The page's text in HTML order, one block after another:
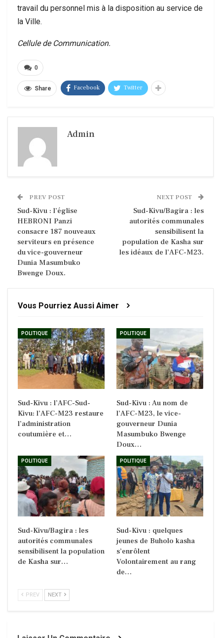
travail du personnel mis à la disposition au service de
la Ville.
Cellule de Communication.
0
Share Facebook Twitter
Admin
PREV POST
Sud-Kivu : l’église
HEBRONI Panzi
consacre 187 nouveaux
serviteurs en présence
du vice-gouverneur
Dunia Masumbuko
Bwenge Doux.
NEXT POST
Sud-Kivu/Bagira : les
autorités communales
sensibilisent la
population de Kasha sur
les idéaux de l’AFC-M23.
Vous Pourriez Aussi Aimer
POLITIQUE
Sud-Kivu : l’AFC-Sud-
Kivu: l’AFC-M23 restaure
l’administration
coutumière et…
POLITIQUE
Sud-Kivu : Au nom de
l’AFC-M23, le vice-
gouverneur Dunia
Masumbuko Bwenge
Doux…
POLITIQUE
Sud-Kivu/Bagira : les
autorités communales
sensibilisent la population
de Kasha sur…
POLITIQUE
Sud-Kivu : quelques
jeunes de Buholo kasha
s’enrôlent
Volontairement au rang
de…
PREV NEXT